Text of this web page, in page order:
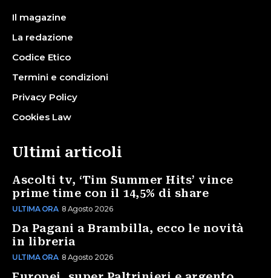
Il magazine
La redazione
Codice Etico
Termini e condizioni
Privacy Policy
Cookies Law
Ultimi articoli
Ascolti tv, ‘Tim Summer Hits’ vince
prime time con il 14,5% di share
ULTIMA ORA 8 Agosto 2026
Da Pagani a Brambilla, ecco le novità
in libreria
ULTIMA ORA 8 Agosto 2026